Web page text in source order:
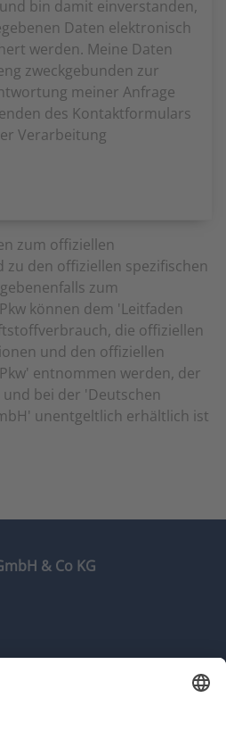
bin damit einverstanden,
Daten elektronisch
werden. Meine Daten
zweckgebunden zur
meiner Anfrage
des Kontaktformulars
Verarbeitung
zum offiziellen
den offiziellen spezifischen
zum
können dem 'Leitfaden
die offiziellen
und den offiziellen
entnommen werden, der
bei der 'Deutschen
unentgeltlich erhältlich ist
& Co KG